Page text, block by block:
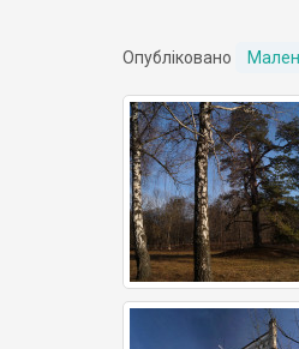
Опубліковано